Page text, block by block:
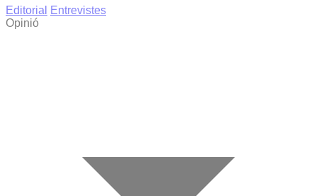
Editorial
Entrevistes
Opinió